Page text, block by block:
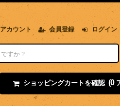
アカウント 会員登録 ログイン
ショッピングカートを確認 (0